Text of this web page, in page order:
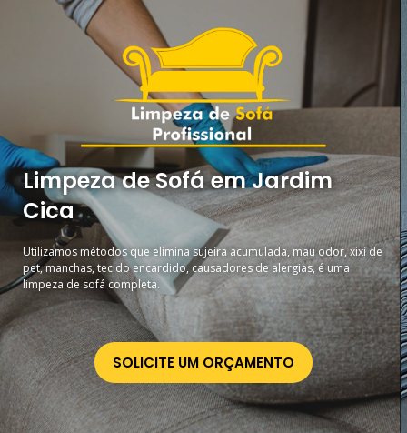
Limpeza de Sofá em Jardim
Cica
Utilizamos métodos que elimina sujeira acumulada, mau odor, xixi de
pet, manchas, tecido encardido, causadores de alergias, é uma
limpeza de sofá completa.
SOLICITE UM ORÇAMENTO